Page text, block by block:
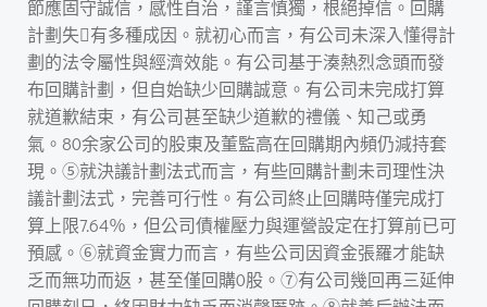
節應固守誠信，感性自治，謹言慎獨，根絕掉信。回購
計劃失有多種成因。就初心而言，有公司未深入懂得計
劃的法令屬性與經濟效能。有公司基于湊熱烈念頭而發
布回購計劃，但自始缺少回購誠意。有公司未完成打算
就道歉結束，有公司甚至缺少道歉的禮儀、知己或勇
氣。80余家公司的股東及董監高在回購期內頻仍減持套
現。⑤就決議計劃法式而言，有些回購計劃未司理性決
議計劃法式，完善可行性。有公司終止回購時僅完成打
算上限7.64％，但公司債權壓力與運營設定在打算前已可
預感。⑥就資金實力而言，有些公司因資金張羅才能缺
乏而無功而返，甚至僅回購0股。⑦有公司幾回再三延伸